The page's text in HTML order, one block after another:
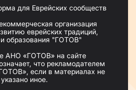
литературы,
Rostov,
Отечественной войны.
для Еврейских сообществ
организация
еврейских традиций,
и образования "ГОТОВ"
АНО «ГОТОВ» на сайте
что рекламодателем
если в материалах не
указано иное.